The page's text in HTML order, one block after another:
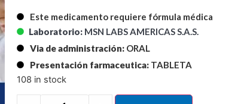
Este medicamento requiere fórmula médica
Laboratorio: MSN LABS AMERICAS S.A.S.
Via de administración: ORAL
Presentación farmaceutica: TABLETA
108 in stock